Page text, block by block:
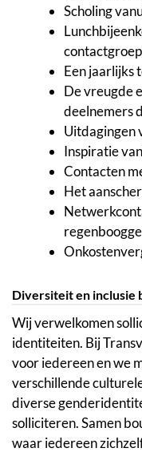
Scholing
Een jaarlijks
De vreugde
deelnemers
Uitdagingen
Inspiratie
Contacten
Het
Diversiteit en inclusie
Wij verwelkomen
identiteiten. Bij
voor iedereen en we
verschillende
diverse
solliciteren. Samen
waar iedereen